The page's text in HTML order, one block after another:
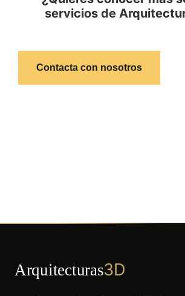
servicios de
Contacta con nosotros
Arquitecturas3D